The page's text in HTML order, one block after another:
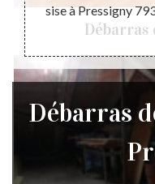
sise à Pressigny
Débarras